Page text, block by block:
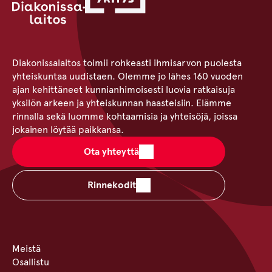
Diakonissalaitos toimii rohkeasti ihmisarvon puolesta
yhteiskuntaa uudistaen. Olemme jo lähes 160 vuoden
ajan kehittäneet kunnianhimoisesti luovia ratkaisuja
yksilön arkeen ja yhteiskunnan haasteisiin. Elämme
rinnalla sekä luomme kohtaamisia ja yhteisöjä, joissa
jokainen löytää paikkansa.
Ota yhteyttä
Rinnekodit
Meistä
Osallistu